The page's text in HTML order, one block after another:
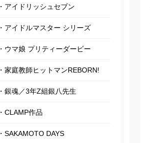
・アイドリッシュセブン
・アイドルマスター シリーズ
・ウマ娘 プリティーダービー
・家庭教師ヒットマンREBORN!
・銀魂／3年Z組銀八先生
・CLAMP作品
・SAKAMOTO DAYS